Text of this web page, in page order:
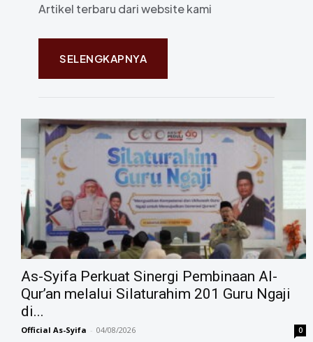
Artikel terbaru dari website kami
SELENGKAPNYA
As-Syifa Perkuat Sinergi Pembinaan Al-
Qur’an melalui Silaturahim 201 Guru Ngaji
di...
Official As-Syifa - 04/08/2026 0